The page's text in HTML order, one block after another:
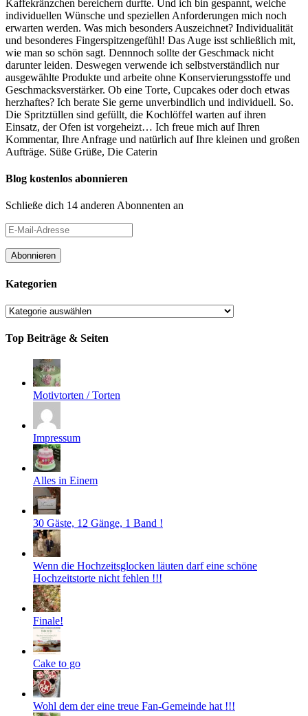
Kaffekränzchen bereichern durfte. Und ich bin gespannt, welche
individuellen Wünsche und speziellen Anforderungen mich noch
erwarten werden. Was mich besonders Auszeichnet? Individualität
und besonderes Fingerspitzengefühl! Das Auge isst schließlich mit,
wie man so schön sagt. Dennnoch sollte der Geschmack nicht
darunter leiden. Deswegen verwende ich selbstverständlich nur
ausgewählte Produkte und arbeite ohne Konservierungsstoffe und
Geschmacksverstärker. Ob eine Torte, Cupcakes oder doch etwas
herzhaftes? Ich berate Sie gerne unverbindlich und individuell. So.
Die Spritztüllen sind gefüllt, die Kochlöffel warten auf ihren
Einsatz, der Ofen ist vorgeheizt… Ich freue mich auf Ihren
Kommentar, Ihre Anfrage und natürlich auf Ihre kleinen und großen
Aufträge. Süße Grüße, Die Caterin
Blog kostenlos abonnieren
Schließe dich 14 anderen Abonnenten an
E-
Mail-
Adresse
Abonnieren
Kategorien
Kategorien
Top Beiträge & Seiten
Motivtorten / Torten
Impressum
Alles in Einem
30 Gäste, 12 Gänge, 1 Band !
Wenn die Hochzeitsglocken läuten darf eine schöne
Hochzeitstorte nicht fehlen !!!
Finale!
Cake to go
Wohl dem der eine treue Fan-Gemeinde hat !!!